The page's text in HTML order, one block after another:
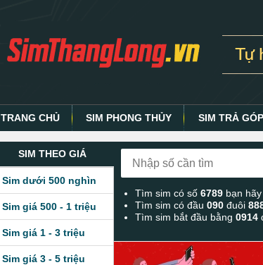
TRANG CHỦ SIM PHONG THỦY SIM TRẢ GÓP
SIM THEO GIÁ
Sim dưới 500 nghìn
Sim giá 500 - 1 triệu
Sim giá 1 - 3 triệu
Sim giá 3 - 5 triệu
Tìm sim có số6789 bạn
Tìm sim có đầu090đuôi
Tìm sim bắt đầu bằng0914